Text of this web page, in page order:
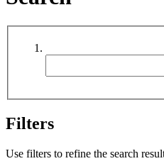
Filters
Use filters to refine the search